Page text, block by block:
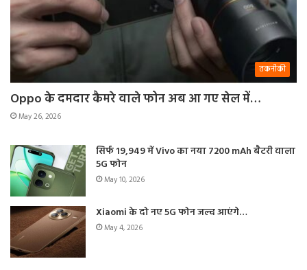
तकनीकी
Oppo के दमदार कैमरे वाले फोन अब आ गए सेल में…
May 26, 2026
सिर्फ 19,949 में Vivo का नया 7200 mAh बैटरी वाला
5G फोन
May 10, 2026
Xiaomi के दो नए 5G फोन जल्द आएंगे…
May 4, 2026